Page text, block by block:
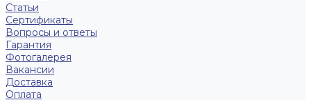
Статьи
Сертификаты
Вопросы и ответы
Гарантия
Фотогалерея
Вакансии
Доставка
Оплата